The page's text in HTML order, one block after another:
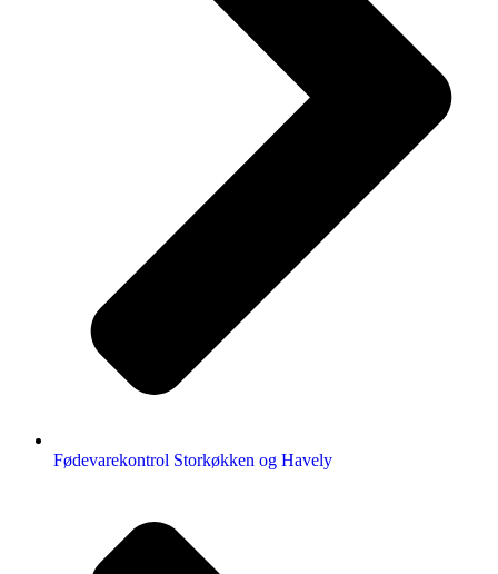
Fødevarekontrol Storkøkken og Havely